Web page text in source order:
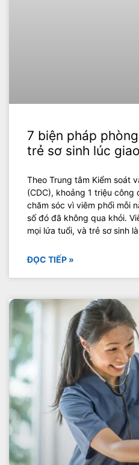
7 biện pháp
trẻ sơ sinh lúc
Theo Trung tâm Kiểm soát
(CDC), khoảng 1 triệu công
chăm sóc vì viêm phổi mỗi
số đó đã không qua khỏi.
mọi lứa tuổi, và trẻ sơ sinh
ĐỌC TIẾP »